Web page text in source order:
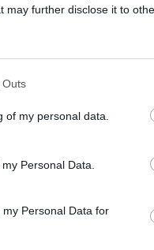
may further disclose it to
Outs
of my personal data.
Personal Data.
Personal Data for